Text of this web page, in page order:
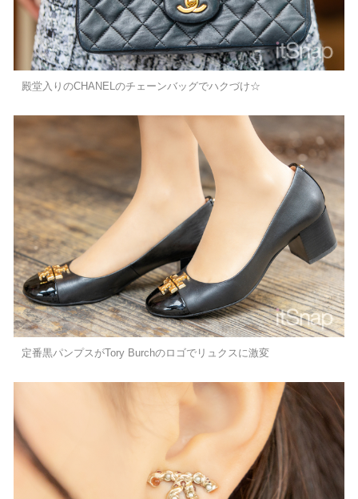
殿堂入りのCHANELのチェーンバッグでハクづけ☆
定番黒パンプスがTory Burchのロゴでリュクスに激変